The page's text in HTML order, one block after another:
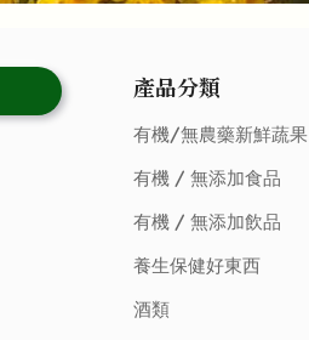
產品分類
有機/無農藥新鮮蔬果
有機 / 無添加食品
有機 / 無添加飲品
養生保健好東西
酒類